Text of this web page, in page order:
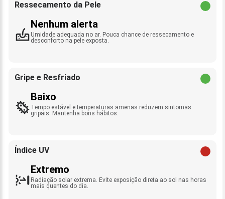
Ressecamento da Pele
Nenhum alerta
Umidade adequada no ar. Pouca chance de ressecamento e
desconforto na pele exposta.
Gripe e Resfriado
Baixo
Tempo estável e temperaturas amenas reduzem sintomas
gripais. Mantenha bons hábitos.
Índice UV
Extremo
Radiação solar extrema. Evite exposição direta ao sol nas horas
mais quentes do dia.